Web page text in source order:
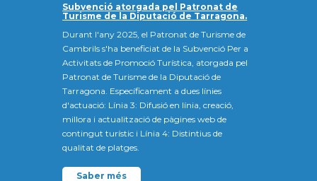
Subvenció atorgada pel Patronat de
Turisme de la Diputació de Tarragona.
Durant l'any 2025, el Patronat de Turisme de
Cambrils s'ha beneficiat de la Subvenció Per a
Activitats de Promoció Turística, atorgada pel
Patronat de Turisme de la Diputació de
Tarragona. Específicament a dues línies
d'actuació: Línia 3: Difusió en línia, creació,
millora i actualització de pàgines web de
contingut turístic i Línia 4: Distintius de
qualitat de platges.
Saber més